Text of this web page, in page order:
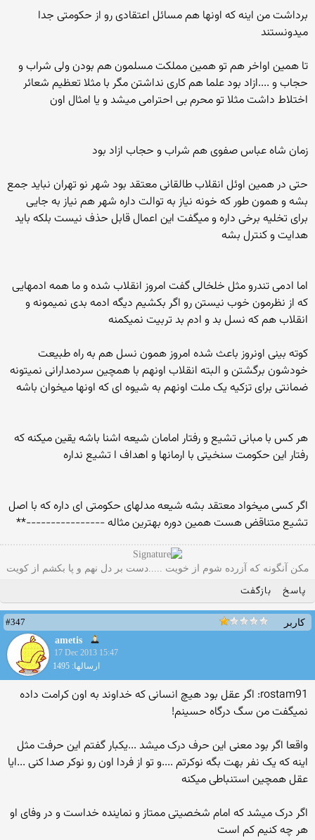
برداشت من اینه که اونها هم مسائل اعتقادی رو از حکومتی جدا
میدونستند
تا همین اواخر هم تو همین مملکت مسلمون هم بودن ولی شراب و
حجاب و ....ازاد بود علما هم کاری نداشتن مگر با مثلا تعظیم شعائر
اختلاط داشت مثلا تو محرم بی احترامی میشد و یا امثال اون
زمان شاه عباس صفوی هم شراب و حجاب ازاد بود
حتی در همین اوئل انقلاب طالقانی معتقد بود شهر نو تهران نباید جمع
بشه و همون طور که خونه نیاز به توالت داره شهر هم نیاز به جایی
برای تخلیه برخی داره و میگفت این اعمال قابل حذف نیست بلکه باید
هدایت و کنترل بشه
اما ادمی تندرو مثل خلخالی گفت امروز انقلاب شده و ما همه ادمهایی
که از نظرمون خوب نیستن رو اگر بکشیم دیگه ادمه بدی نمیمونه و
انقلاب هم که نسل بد و ادم بد تربیت نمیکمنه
کوته بینی اونروز باعث شده امروز همون نسل هم به راه طبیعت
خودشون برگشتن و البته انقلاب اونهم با همچین سردمدارانی نمیتونه
ضمانتی برای تزکیه یک ملت اونهم به شیوه ای که اونها میخوان باشه
هر کس با مبانی تشیع و رفتار امامان شیعه اشنا باشه یقین میکنه که
رفتار این حکومت سنخیتی با ارمانها و اهداف ا تشیع نداره
اگر کسی میخواد معتقد بشه شیعه مدلهای حکومتی ای داره که با اصل
تشیع متناقض هست همین دوره بهترین مثاله ----------------**
مکن آنگونه که آزرده شوم از خویت .....دست بر دل نهم و پا بکشم از کویت
پاسخ بازگفت
کاربر
#347
ametis
17 Dec 2013 15:47
ارسالها: 1495
rostam91: اگر عقل بود هیچ انسانی که خداوند به اون کرامت داده
نمیگفت من سگ درگاه حسینم!
واقعا اگر بود معنی این حرف درک میشد ...یکبار گفتم این حرفت مثل
اینه که یک نفر بهت بگه نوکرتم ....و تو از فردا اون رو نوکر صدا کنی ...ایا
عقل همچین استنباطی میکنه
اگر درک میشد که امام شخصیتی ممتاز و نماینده خداست و در وفای او
هر چه کنیم کم است